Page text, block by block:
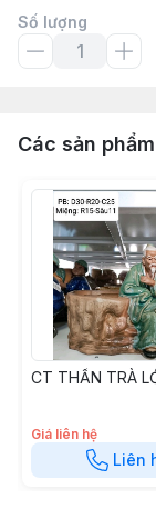
Số lượng
Các sản
CT THẦN TRÀ
Giá liên hệ
Liên